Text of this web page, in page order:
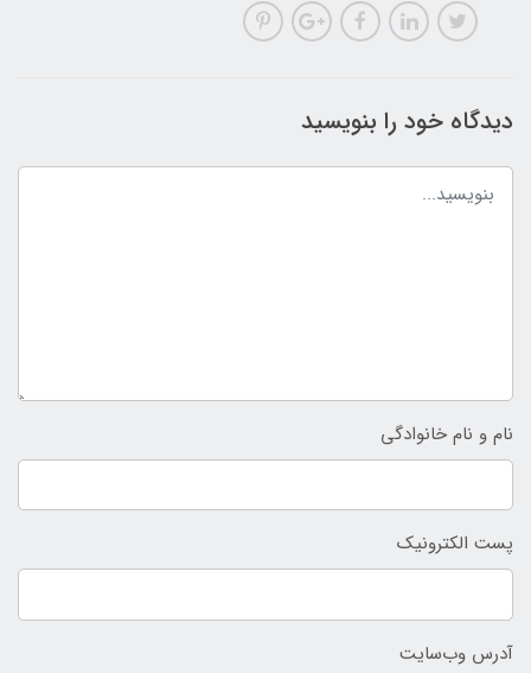
دیدگاه خود را بنویسید
نام و نام خانوادگی
پست الکترونیک
آدرس وب‌سایت